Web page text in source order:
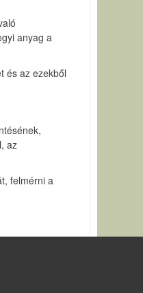
anyag a
és az ezekből
az
felmérni a